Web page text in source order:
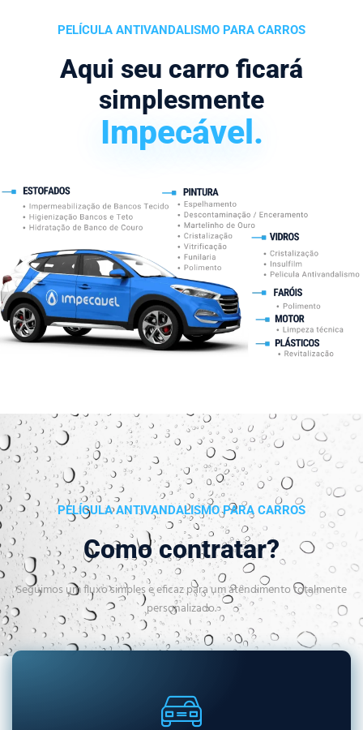
PELÍCULA ANTIVANDALISMO PARA CARROS
Aqui seu carro ficará
simplesmente
Impecável.
PELÍCULA ANTIVANDALISMO PARA CARROS
Como contratar?
Seguimos um fluxo simples e eficaz para um atendimento totalmente
personalizado.